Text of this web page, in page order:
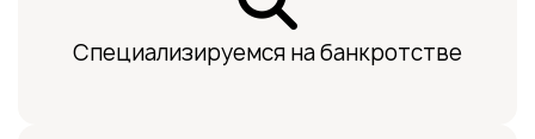
Специализируемся на банкротстве